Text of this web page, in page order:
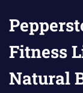
Inhalt
springen
Fitness
Natural